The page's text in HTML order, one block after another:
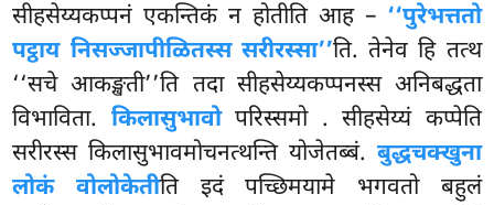
सीहसेय्यकप्पनं एकन्तिकं न होतीति आह – ‘‘पुरेभत्ततो
पट्ठाय निसज्जापीळितस्स सरीरस्सा’’ति. तेनेव हि तत्थ
‘‘सचे आकङ्खती’’ति तदा सीहसेय्यकप्पनस्स अनिबद्धता
विभाविता. किलासुभावोपरिस्समो . सीहसेय्यं कप्पेति
सरीरस्स किलासुभावमोचनत्थन्ति योजेतब्बं. बुद्धचक्खुना
लोकं वोलोकेतीति इदं पच्छिमयामे भगवतो बहुलं